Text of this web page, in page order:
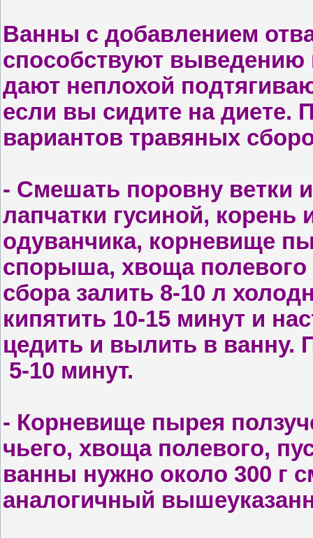
Ванны с добавлением
способ­ствуют выведению
дают непло­хой
если вы сидите на диете.
вариантов травяных
- Смешать поровну ветки
лапчатки гусиной, корень
одуванчика, корневище
спорыша, хво­ща
сбора залить 8-10 л
кипятить 10-15 минут и
цедить и вылить в ванну.
­ 5-10 минут.
- Корневище пырея
чьего, хвоща полевого,
ван­ны нужно около 300 г
аналогич­ный